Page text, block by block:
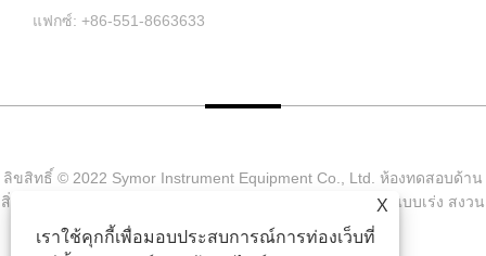
แฟกซ์: +86-551-8663633
ลิขสิทธิ์ © 2022 Symor Instrument Equipment Co., Ltd. ห้องทดสอบด้าน
สิ่งแวดล้อม, ตู้แห้งแบบอิเล็กทรอนิกส์, ห้องทดสอบการผุกร่อนแบบเร่ง สงวน
X
เราใช้คุกกี้เพื่อมอบประสบการณ์การท่องเว็บที่